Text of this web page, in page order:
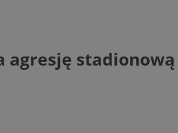
agresję stadionową